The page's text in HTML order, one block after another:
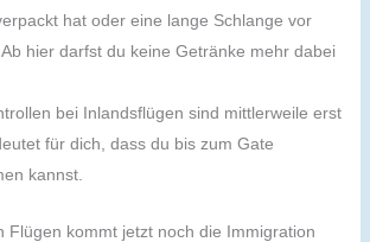
hat oder eine lange Schlange vor
hier darfst du keine Getränke mehr dabei
bei Inlandsflügen sind mittlerweile erst
für dich, dass du bis zum Gate
kannst.
Flügen kommt jetzt noch die Immigration